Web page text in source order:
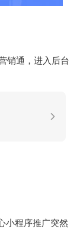
销通，进入后台
小程序推广突然